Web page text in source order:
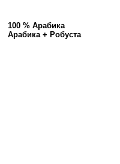
100 % Арабика
Арабика + Робуста